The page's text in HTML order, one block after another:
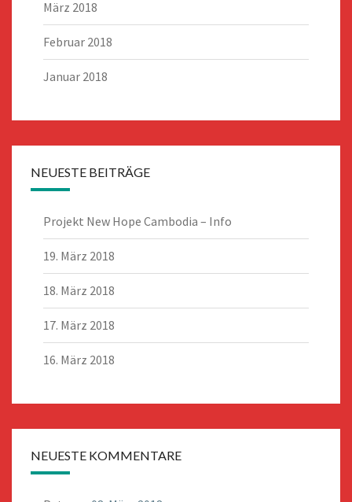
März 2018
Februar 2018
Januar 2018
NEUESTE BEITRÄGE
Projekt New Hope Cambodia – Info
19. März 2018
18. März 2018
17. März 2018
16. März 2018
NEUESTE KOMMENTARE